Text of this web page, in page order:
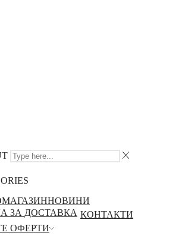
МАГАЗИННОВИНИ
ЗА ДОСТАВКА КОНТАКТИ
ОФЕРТИ